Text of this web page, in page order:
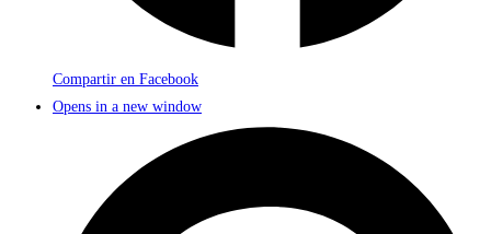
Compartir en Facebook
Opens in a new window